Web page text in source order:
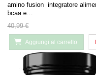
amino fusion integratore
bcaa e…
40,99 €
Aggiungi al carrello